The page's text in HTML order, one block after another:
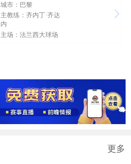
城市：巴黎
主教练：齐内丁·齐达
内
主场：法兰西大球场
更多